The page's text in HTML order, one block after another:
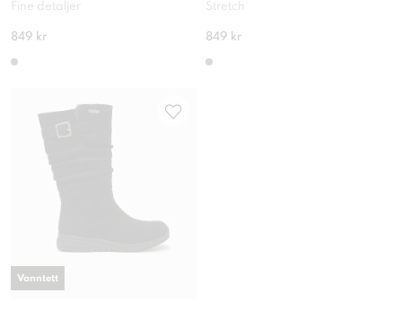
Fine detaljer
849 kr
Stretch
849 kr
Vanntett